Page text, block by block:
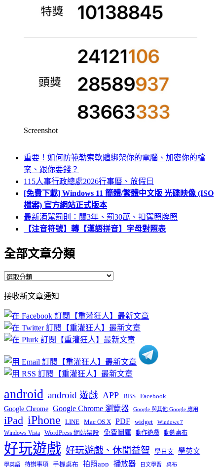
Screenshot
重要！如何防範勒索軟體綁架你的電腦、加密你的檔
案、跟你要錢？
115人事行政總處2026行事曆、放假日
[免費下載] Windows 11 簡體/繁體中文版 光碟映像 (ISO
檔案) 官方網站正式版本
最新酒駕罰則：關3年、罰30萬、扣駕照牌照
【注音符號】轉【漢語拼音】字母對照表
全部文章分類
全
文
章
分
類
接收新文章通知
android android 遊戲 APP BBS Facebook
Google Chrome Google Chrome 瀏覽器 Google 與其他 Google 應用
iPad iPhone LINE Mac OS X PDF widget Windows 7
Windows Vista WordPress 網站架設 免費圖庫 動作遊戲 動態桌布
好玩遊戲 好玩遊戲、休閒益智 學日文 學英文
學英語 待辦事項 手機桌布 拍照app 播放器 日文學習 桌布